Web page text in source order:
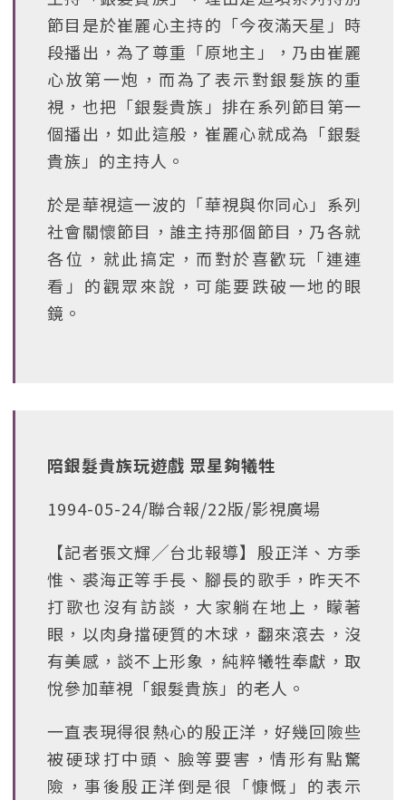
節目是於崔麗心主持的「今夜滿天星」時
段播出，為了尊重「原地主」，乃由崔麗
心放第一炮，而為了表示對銀髮族的重
視，也把「銀髮貴族」排在系列節目第一
個播出，如此這般，崔麗心就成為「銀髮
貴族」的主持人。
於是華視這一波的「華視與你同心」系列
社會關懷節目，誰主持那個節目，乃各就
各位，就此搞定，而對於喜歡玩「連連
看」的觀眾來說，可能要跌破一地的眼
鏡。
陪銀髮貴族玩遊戲 眾星夠犧牲
1994-05-24/聯合報/22版/影視廣場
【記者張文輝╱台北報導】殷正洋、方季
惟、裘海正等手長、腳長的歌手，昨天不
打歌也沒有訪談，大家躺在地上，矇著
眼，以肉身擋硬質的木球，翻來滾去，沒
有美感，談不上形象，純粹犧牲奉獻，取
悅參加華視「銀髮貴族」的老人。
一直表現得很熱心的殷正洋，好幾回險些
被硬球打中頭、臉等要害，情形有點驚
險，事後殷正洋倒是很「慷慨」的表示